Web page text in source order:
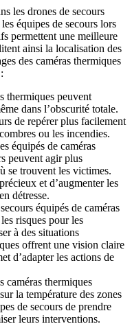
les drones de secours
équipes de secours lors
permettent une meilleure
ainsi la localisation des
des caméras thermiques
thermiques peuvent
dans l’obscurité totale.
de repérer plus facilement
ou les incendies.
équipés de caméras
peuvent agir plus
se trouvent les victimes.
et d’augmenter les
détresse.
équipés de caméras
risques pour les
à des situations
offrent une vision claire
d’adapter les actions de
caméras thermiques
la température des zones
de secours de prendre
leurs interventions.